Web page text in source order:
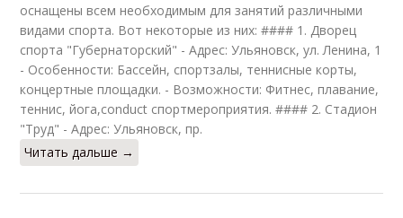
оснащены всем необходимым для занятий различными
видами спорта. Вот некоторые из них: #### 1. Дворец
спорта "Губернаторский" - Адрес: Ульяновск, ул. Ленина, 1
- Особенности: Бассейн, спортзалы, теннисные корты,
концертные площадки. - Возможности: Фитнес, плавание,
теннис, йога,conduct спортмероприятия. #### 2. Стадион
"Труд" - Адрес: Ульяновск, пр.
Читать дальше →